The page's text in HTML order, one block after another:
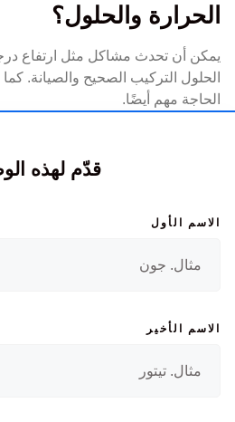
الحرارة والحلول؟
يمكن أن تحدث مشاكل مثل ارتفاع
الحلول التركيب الصحيح والصيانة. كما
الحاجة مهم أيضًا.
قدّم لهذه
الاسم الأول
الاسم الأخير